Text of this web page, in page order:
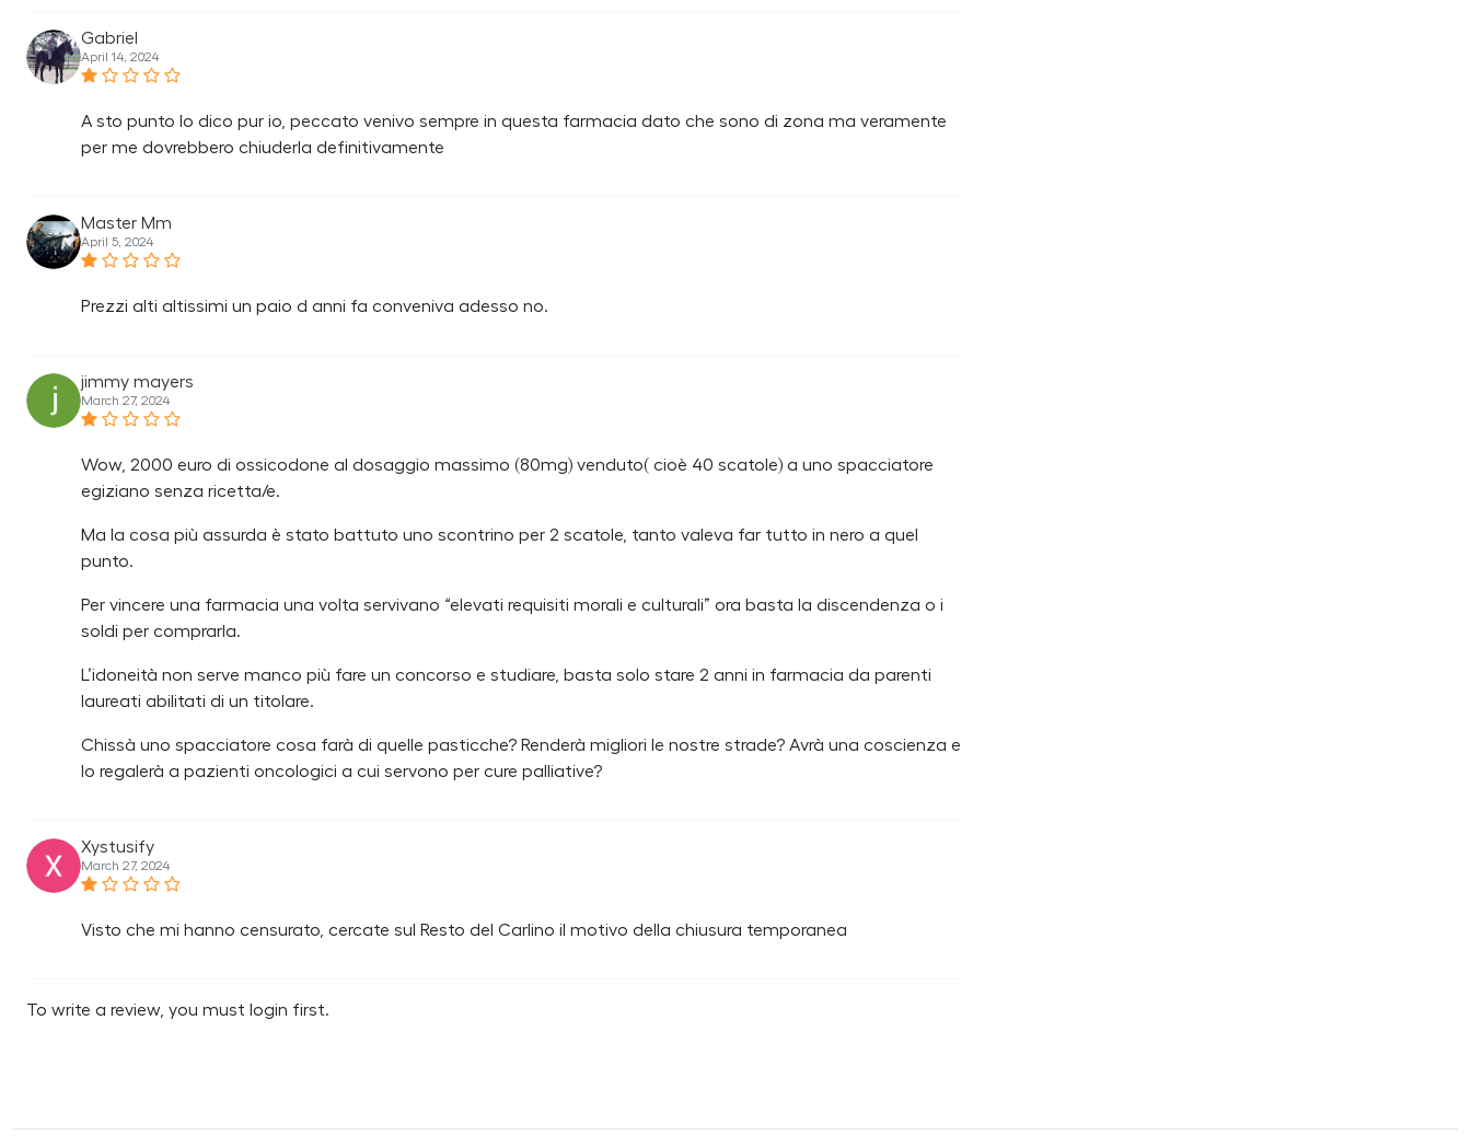
Gabriel
April 14, 2024
A sto punto lo dico pur io, peccato venivo sempre in questa farmacia dato che sono di zona ma veramente
per me dovrebbero chiuderla definitivamente
Master Mm
April 5, 2024
Prezzi alti altissimi un paio d anni fa conveniva adesso no.
jimmy mayers
March 27, 2024
Wow, 2000 euro di ossicodone al dosaggio massimo (80mg) venduto( cioè 40 scatole) a uno spacciatore
egiziano senza ricetta/e.
Ma la cosa più assurda è stato battuto uno scontrino per 2 scatole, tanto valeva far tutto in nero a quel
punto.
Per vincere una farmacia una volta servivano “elevati requisiti morali e culturali” ora basta la discendenza o i
soldi per comprarla.
L’idoneità non serve manco più fare un concorso e studiare, basta solo stare 2 anni in farmacia da parenti
laureati abilitati di un titolare.
Chissà uno spacciatore cosa farà di quelle pasticche? Renderà migliori le nostre strade? Avrà una coscienza e
lo regalerà a pazienti oncologici a cui servono per cure palliative?
Xystusify
March 27, 2024
Visto che mi hanno censurato, cercate sul Resto del Carlino il motivo della chiusura temporanea
To write a review, you must login first.